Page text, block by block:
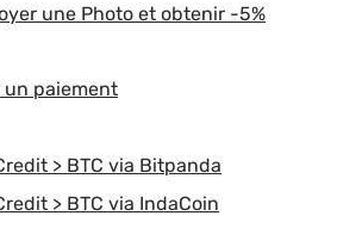
une Photo et obtenir -5%
un paiement
> BTC via Bitpanda
> BTC via IndaCoin